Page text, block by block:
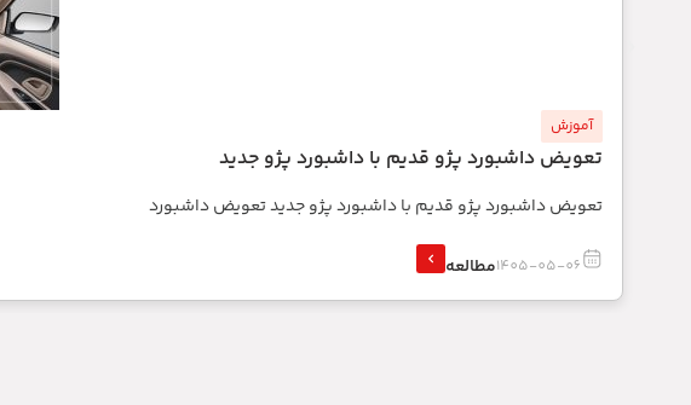
آموزش
تعویض داشبورد پژو قدیم با داشبورد پژو جدید
تعویض داشبورد پژو قدیم با داشبورد پژو جدید تعویض داشبورد
1405-05-06مطالعه